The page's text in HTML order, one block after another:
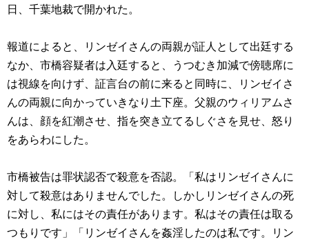
日、千葉地裁で開かれた。
報道によると、リンゼイさんの両親が証人として出廷する
なか、市橋容疑者は入廷すると、うつむき加減で傍聴席に
は視線を向けず、証言台の前に来ると同時に、リンゼイさ
んの両親に向かっていきなり土下座。父親のウィリアムさ
んは、顔を紅潮させ、指を突き立てるしぐさを見せ、怒り
をあらわにした。
市橋被告は罪状認否で殺意を否認。「私はリンゼイさんに
対して殺意はありませんでした。しかしリンゼイさんの死
に対し、私にはその責任があります。私はその責任は取る
つもりです」「リンゼイさんを姦淫したのは私です。リン